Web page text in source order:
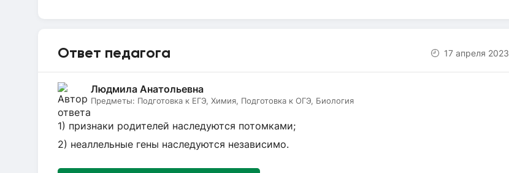
Ответ педагога 17 апреля 2023
Людмила Анатольевна
Предметы: Подготовка к ЕГЭ, Химия, Подготовка к ОГЭ, Биология
1) признаки родителей наследуются потомками;
2) неаллельные гены наследуются независимо.